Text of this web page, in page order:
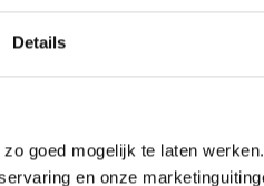
Details
goed mogelijk te laten
en onze